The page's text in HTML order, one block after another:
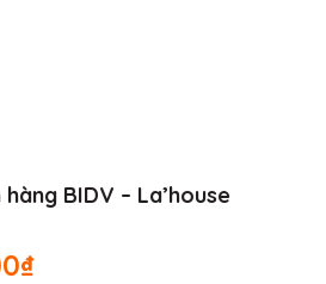
BIDV – La’house
₫